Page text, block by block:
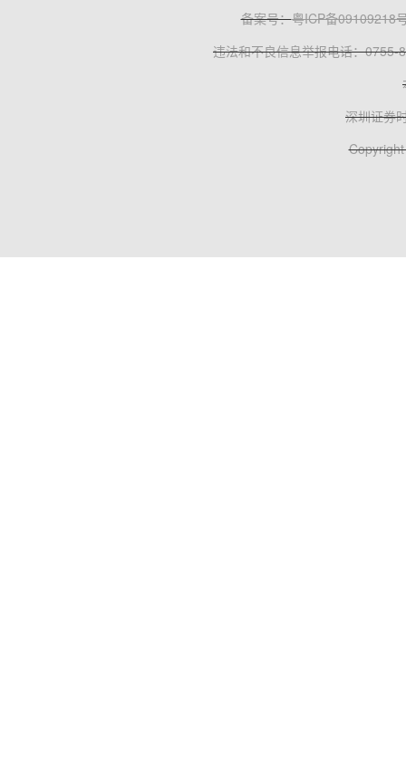
备案号：粤ICP备09109218
违法和不良信息举报电话：0755-
深圳证券